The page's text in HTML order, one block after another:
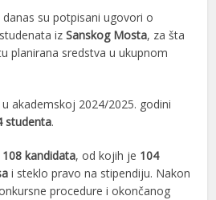
danas su potpisani ugovori o
izSanskog Mosta, za šta
planirana sredstva u ukupnom
akademskoj 2024/2025. godini
studenta.
108 kandidata, od kojih je 104
i steklo pravo na stipendiju. Nakon
procedure i okončanog